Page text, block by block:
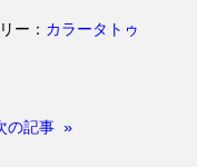
ー： カラータトゥ
の記事 »